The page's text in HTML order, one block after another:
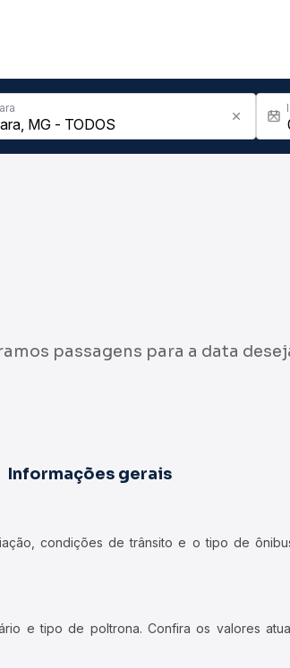
passagens para a data
Informações gerais
condições de trânsito e o tipo de
e tipo de poltrona. Confira os valores